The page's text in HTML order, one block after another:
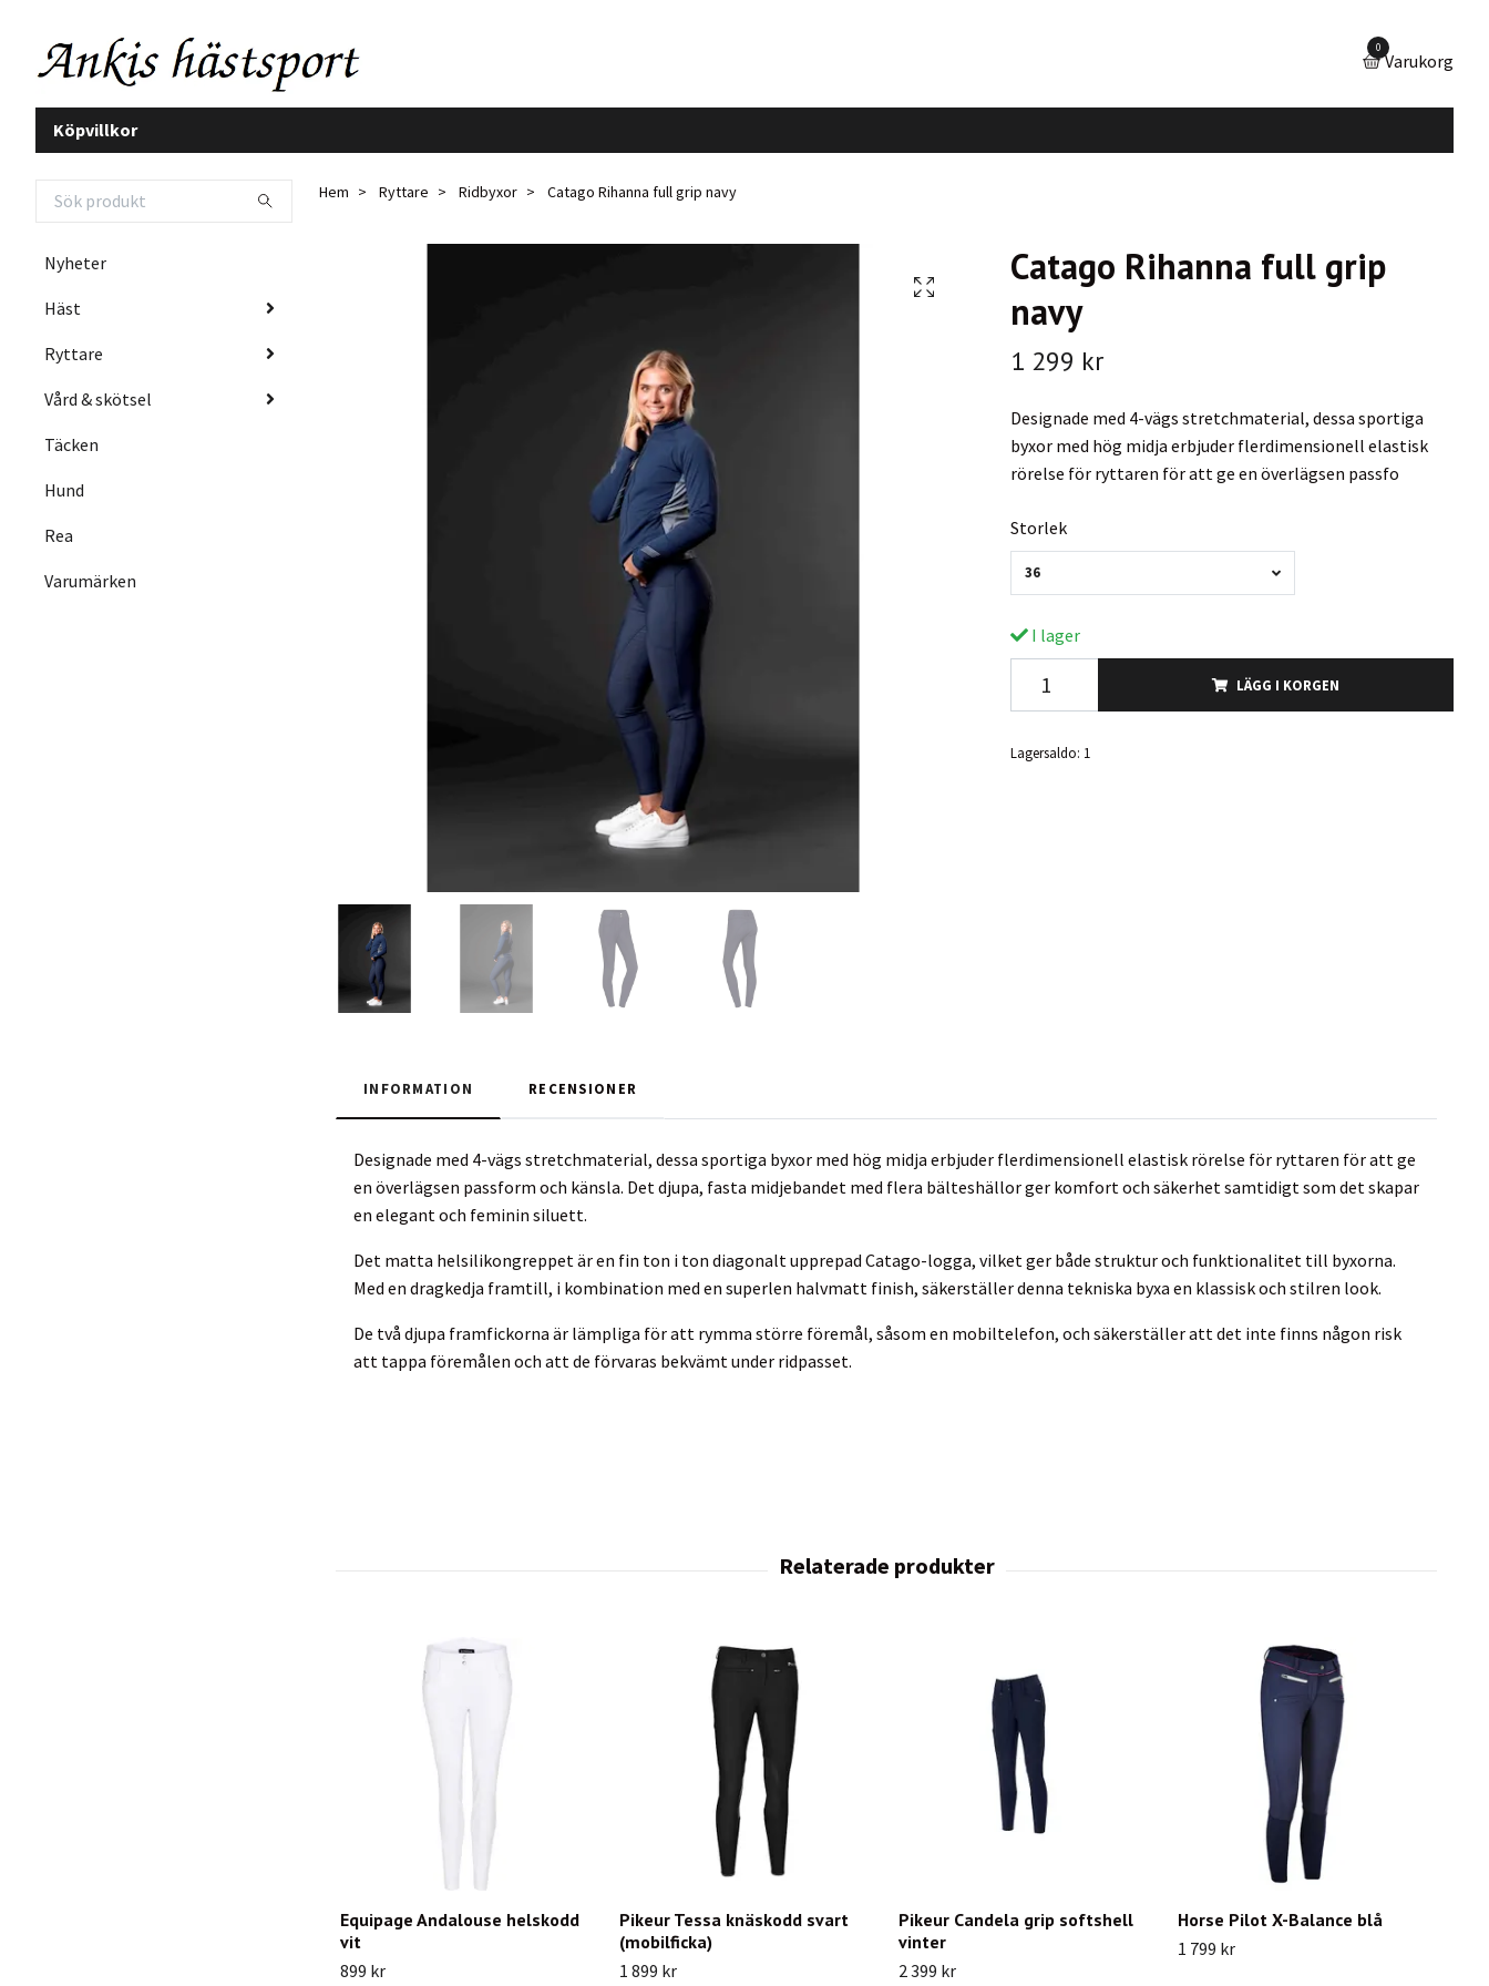
0
Varukorg
Köpvillkor
Nyheter
Häst
Ryttare
Vård & skötsel
Täcken
Hund
Rea
Varumärken
Hem Ryttare Ridbyxor Catago Rihanna full grip navy
Catago Rihanna full grip
navy
1 299 kr
Designade med 4-vägs stretchmaterial, dessa sportiga
byxor med hög midja erbjuder flerdimensionell elastisk
rörelse för ryttaren för att ge en överlägsen passfo
Storlek
36
I lager
LÄGG I KORGEN
Lagersaldo: 1
INFORMATION RECENSIONER
Designade med 4-vägs stretchmaterial, dessa sportiga byxor med hög midja erbjuder flerdimensionell elastisk rörelse för ryttaren för att ge
en överlägsen passform och känsla. Det djupa, fasta midjebandet med flera bälteshällor ger komfort och säkerhet samtidigt som det skapar
en elegant och feminin siluett.
Det matta helsilikongreppet är en fin ton i ton diagonalt upprepad Catago-logga, vilket ger både struktur och funktionalitet till byxorna.
Med en dragkedja framtill, i kombination med en superlen halvmatt finish, säkerställer denna tekniska byxa en klassisk och stilren look.
De två djupa framfickorna är lämpliga för att rymma större föremål, såsom en mobiltelefon, och säkerställer att det inte finns någon risk
att tappa föremålen och att de förvaras bekvämt under ridpasset.
Equipage Andalouse helskodd
vit
899 kr
Pikeur Tessa knäskodd svart
(mobilficka)
1 899 kr
Pikeur Candela grip softshell
vinter
2 399 kr
Horse Pilot X-Balance blå
1 799 kr